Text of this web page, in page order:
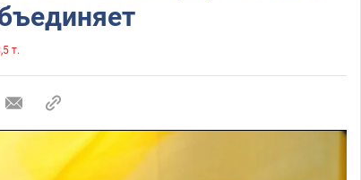
т.